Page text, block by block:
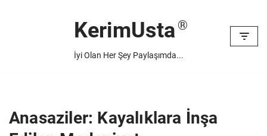
KerimUsta
İyi Olan Her Şey Paylaşımda...
Anasaziler: Kayalıklara İnşa